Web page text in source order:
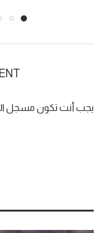
يجب أنت تكون مسجل